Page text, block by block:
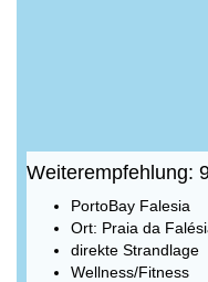
Weiterempfehlung:
PortoBay Falesia
Ort: Praia da
direkte Strandlage
Wellness/Fitness